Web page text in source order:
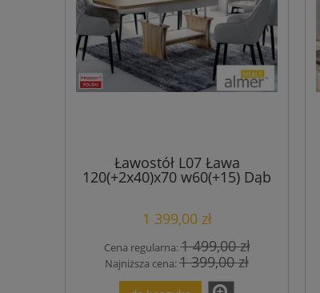
Ławostół L07 Ława
120(+2x40)x70 w60(+15) Dąb
Craft Złoty + Biały Rozkładana
1 399,00 zł
Cena regularna:1 499,00 zł
Najniższa cena:1 399,00 zł